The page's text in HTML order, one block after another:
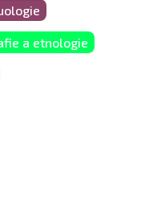
a etnologie